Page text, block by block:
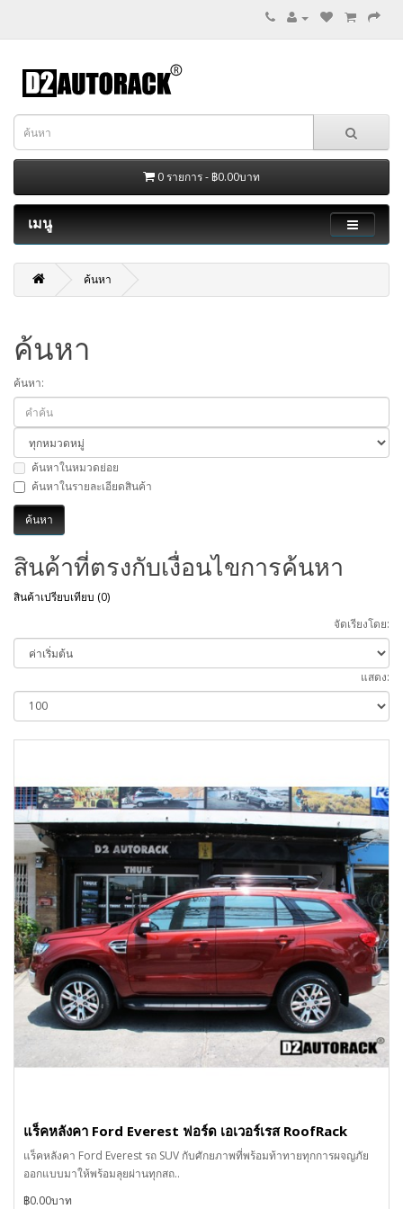
0 รายการ - ฿0.00บาท
เมนู
ค้นหา
ค้นหา
ค้นหา:
ค้นหาในหมวดย่อย
ค้นหาในรายละเอียดสินค้า
สินค้าที่ตรงกับเงื่อนไขการค้นหา
สินค้าเปรียบเทียบ (0)
จัดเรียงโดย:
แสดง:
แร็คหลังคา Ford Everest ฟอร์ด เอเวอร์เรส RoofRack
แร็คหลังคา Ford Everest รถ SUV กับศักยภาพที่พร้อมท้าทายทุกการผจญภัย
ออกแบบมาให้พร้อมลุยผ่านทุกสถ..
฿0.00บาท